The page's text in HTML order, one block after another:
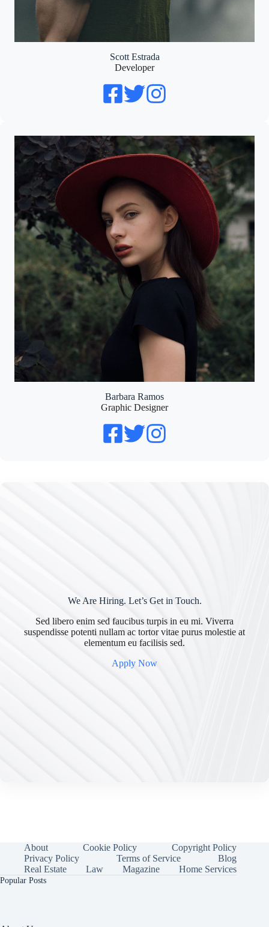
Scott Estrada
Developer
Barbara Ramos
Graphic Designer
We Are Hiring. Let’s Get in Touch.
Sed libero enim sed faucibus turpis in eu mi. Viverra
suspendisse potenti nullam ac tortor vitae purus molestie at
elementum eu facilisis sed.
Apply Now
About Cookie Policy
Copyright Policy
Privacy Policy
Terms of Service
Blog
Real Estate
Law Magazine Home Services
Popular Posts